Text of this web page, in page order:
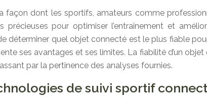
façon dont les sportifs, amateurs comme
pour optimiser l’entraînement et
déterminer quel objet connecté est le plus fiable
ses avantages et ses limites. La fiabilité d’un
par la pertinence des analyses fournies.
de suivi sportif